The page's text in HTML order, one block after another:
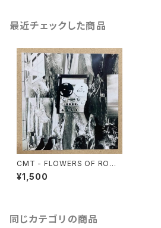
最近チェックした商品
CMT - FLOWERS OF ROMA
NCE
¥1,500
同じカテゴリの商品